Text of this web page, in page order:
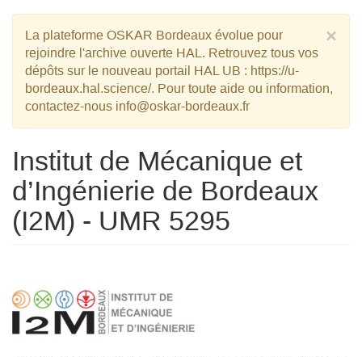
×
La plateforme OSKAR Bordeaux évolue pour
rejoindre l'archive ouverte HAL. Retrouvez tous vos
dépôts sur le nouveau portail HAL UB : https://u-
bordeaux.hal.science/. Pour toute aide ou information,
contactez-nous info@oskar-bordeaux.fr
Institut de Mécanique et
d’Ingénierie de Bordeaux
(I2M) - UMR 5295